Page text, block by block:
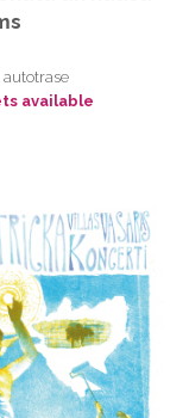
Rīgā
available